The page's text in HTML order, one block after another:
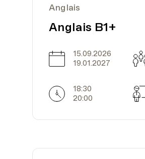
Date31.01.2022
Date07.02.2022
Anglais
Anglais B1+
Date
15.09.2026
19.01.2027
Horarires
18:30
20:00